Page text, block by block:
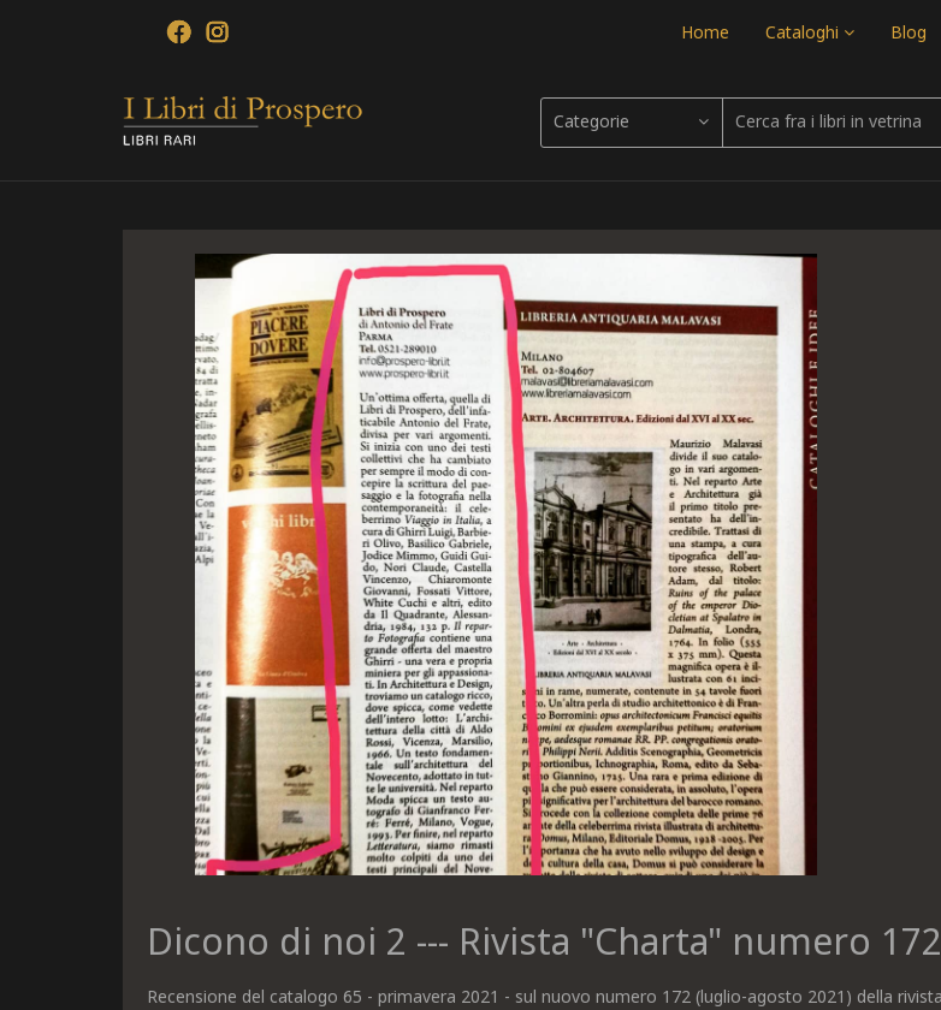
Home Cataloghi Blog
Categorie
Dicono di noi 2 --- Rivista "Charta" numero
Recensione del catalogo 65 - primavera 2021 - sul nuovo numero 172 (luglio-agosto 2021) della